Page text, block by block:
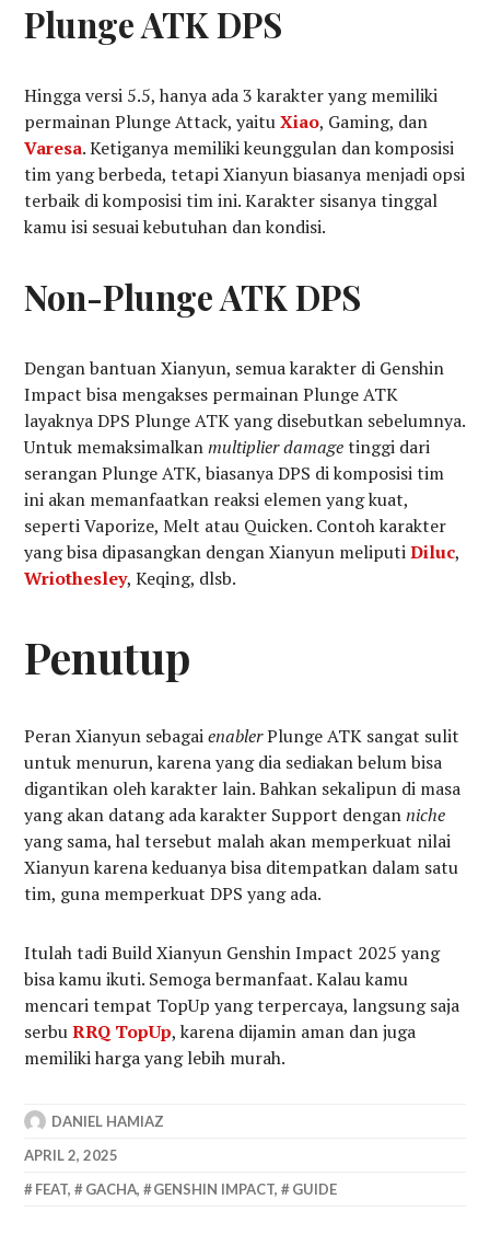
Plunge ATK DPS
Hingga versi 5.5, hanya ada 3 karakter yang memiliki
permainan Plunge Attack, yaituXiao, Gaming, dan
Varesa. Ketiganya memiliki keunggulan dan komposisi
tim yang berbeda, tetapi Xianyun biasanya menjadi opsi
terbaik di komposisi tim ini. Karakter sisanya tinggal
kamu isi sesuai kebutuhan dan kondisi.
Non-Plunge ATK DPS
Dengan bantuan Xianyun, semua karakter di Genshin
Impact bisa mengakses permainan Plunge ATK
layaknya DPS Plunge ATK yang disebutkan sebelumnya.
Untuk memaksimalkanmultiplier damagetinggi dari
serangan Plunge ATK, biasanya DPS di komposisi tim
ini akan memanfaatkan reaksi elemen yang kuat,
seperti Vaporize, Melt atau Quicken. Contoh karakter
yang bisa dipasangkan dengan Xianyun meliputiDiluc,
Wriothesley, Keqing, dlsb.
Penutup
Peran Xianyun sebagaienablerPlunge ATK sangat sulit
untuk menurun, karena yang dia sediakan belum bisa
digantikan oleh karakter lain. Bahkan sekalipun di masa
yang akan datang ada karakter Support denganniche
yang sama, hal tersebut malah akan memperkuat nilai
Xianyun karena keduanya bisa ditempatkan dalam satu
tim, guna memperkuat DPS yang ada.
Itulah tadi Build Xianyun Genshin Impact 2025 yang
bisa kamu ikuti. Semoga bermanfaat. Kalau kamu
mencari tempat TopUp yang terpercaya, langsung saja
serbuRRQ TopUp, karena dijamin aman dan juga
memiliki harga yang lebih murah.
DANIEL HAMIAZ
APRIL 2, 2025
FEAT, GACHA, GENSHIN IMPACT, GUIDE